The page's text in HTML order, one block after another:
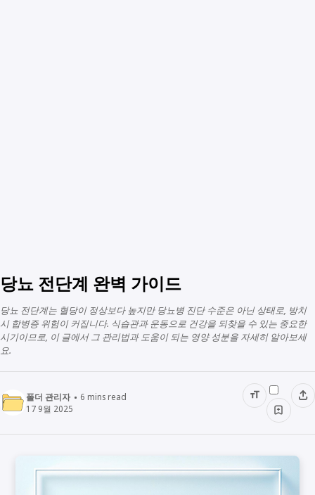
당뇨 전단계 완벽 가이드
당뇨 전단계는 혈당이 정상보다 높지만 당뇨병 진단 수준은 아닌 상태로, 방치
시 합병증 위험이 커집니다. 식습관과 운동으로 건강을 되찾을 수 있는 중요한
시기이므로, 이 글에서 그 관리법과 도움이 되는 영양 성분을 자세히 알아보세
요.
폴더 관리자 6 mins read
17 9월 2025